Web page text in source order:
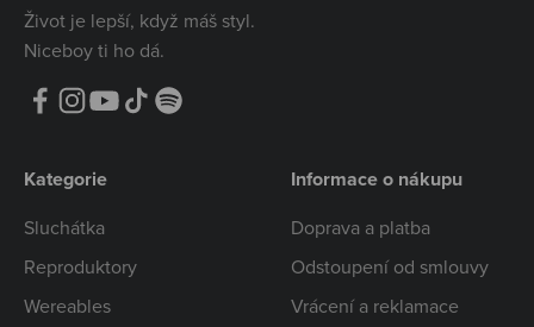
Život je lepší, když máš styl.
Niceboy ti ho dá.
Kategorie
Sluchátka
Reproduktory
Wereables
Informace o nákupu
Doprava a platba
Odstoupení od smlouvy
Vrácení a reklamace